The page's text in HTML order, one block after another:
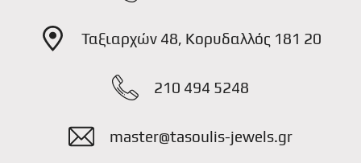
Ταξιαρχών 48, Κορυδαλλός 181 20
210 494 5248
master@tasoulis-jewels.gr